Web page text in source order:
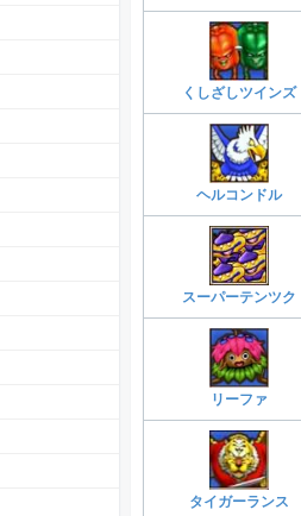
くしざしツインズ
ヘルコンドル
スーパーテンツク
リーファ
タイガーランス